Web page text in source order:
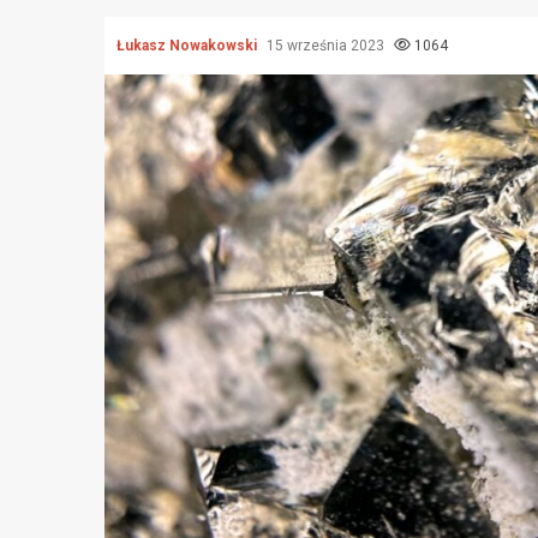
Łukasz Nowakowski 15 września 2023 1064